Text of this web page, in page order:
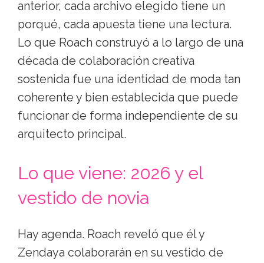
anterior, cada archivo elegido tiene un
porqué, cada apuesta tiene una lectura.
Lo que Roach construyó a lo largo de una
década de colaboración creativa
sostenida fue una identidad de moda tan
coherente y bien establecida que puede
funcionar de forma independiente de su
arquitecto principal.
Lo que viene: 2026 y el
vestido de novia
Hay agenda. Roach reveló que él y
Zendaya colaborarán en su vestido de